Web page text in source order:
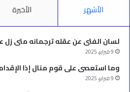
الأشهر الأخيرة
لسان الفتى عن عقله ترجمانه متى زل
9 فبراير، 2025
وما استعصى على قوم منال إذا
9 فبراير، 2025